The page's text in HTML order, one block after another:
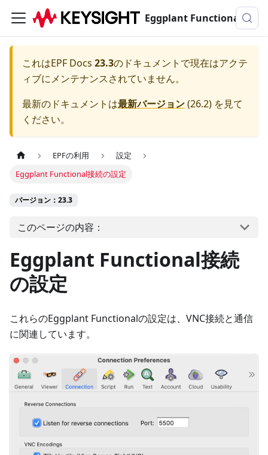
Eggplant Functionalのドキュメンテーション
これはEPF Docs 23.3のドキュメントで現在はアクテ
ィブにメンテナンスされていません。
最新のドキュメントは最新バージョン(26.2) を見て
ください。
EPFの利用
設定
Eggplant Functional接続の設定
バージョン：23.3
このページの内容：
Eggplant Functional接続
の設定
これらのEggplant Functionalの設定は、VNC接続と通信
に関連しています。